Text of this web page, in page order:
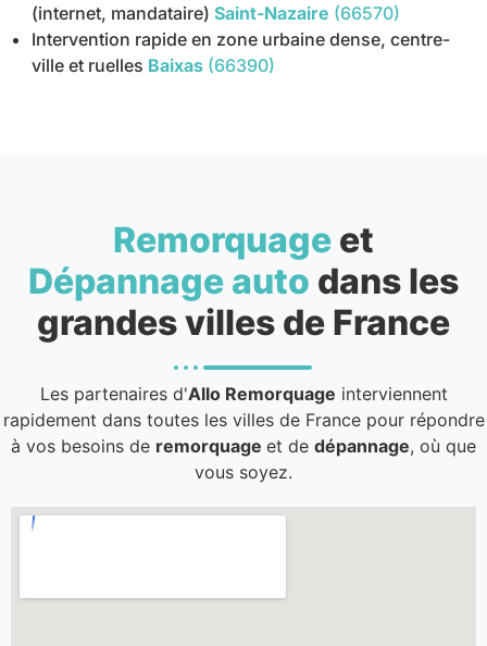
(internet, mandataire) Saint-Nazaire (66570)
Intervention rapide en zone urbaine dense, centre-
ville et ruelles Baixas (66390)
Remorquage et
Dépannage auto dans les
grandes villes de France
Les partenaires d'Allo Remorquage interviennent
rapidement dans toutes les villes de France pour répondre
à vos besoins de remorquage et de dépannage, où que
vous soyez.